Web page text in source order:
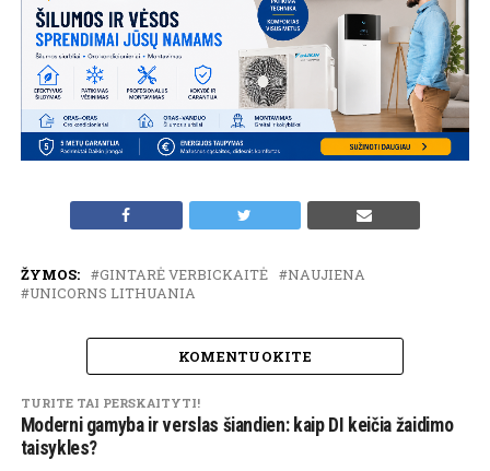
ŽYMOS: GINTARĖ VERBICKAITĖ
NAUJIENA
UNICORNS LITHUANIA
KOMENTUOKITE
TURITE TAI PERSKAITYTI!
Moderni gamyba ir verslas šiandien: kaip DI keičia žaidimo
taisykles?